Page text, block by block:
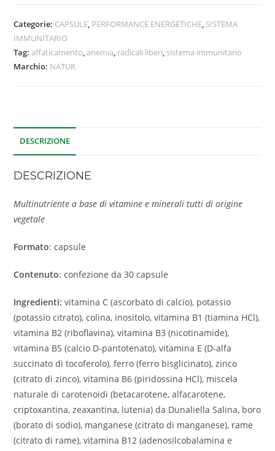
Categorie: CAPSULE, PERFORMANCE ENERGETICHE, SISTEMA
IMMUNITARIO
Tag:affaticamento,anemia, radicali liberi, sistema immunitario
Marchio: NATUR
DESCRIZIONE
DESCRIZIONE
Multinutriente a base di vitamine e minerali tutti di origine
vegetale
Formato: capsule
Contenuto: confezione da 30 capsule
Ingredienti:vitamina C (ascorbato di calcio), potassio
(potassio citrato), colina, inositolo, vitamina B1 (tiamina HCl),
vitamina B2 (riboflavina), vitamina B3 (nicotinamide),
vitamina B5 (calcio D-pantotenato), vitamina E (D-alfa
succinato di tocoferolo), ferro (ferro bisglicinato), zinco
(citrato di zinco), vitamina B6 (piridossina HCl), miscela
naturale di carotenoidi (betacarotene, alfacarotene,
criptoxantina, zeaxantina, lutenia) da Dunaliella Salina, boro
(borato di sodio), manganese (citrato di manganese), rame
(citrato di rame), vitamina B12 (adenosilcobalamina e